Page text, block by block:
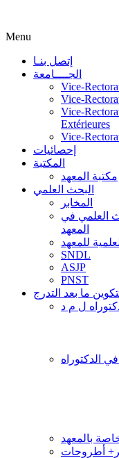
Menu
إتصل بنـا
الجــــامعة
Vice-
Vice-
Vice-
Extérieures
Vice-
إحصائيات
المكتبة
مكتبة المعهد
البحث العلمي
المخابر
العلمي في
المعهد
للمعهد
SNDL
ASJP
PNST
ما بعد التدرج
ل م د
الدكتوراه
بالمعهد
أطروحات